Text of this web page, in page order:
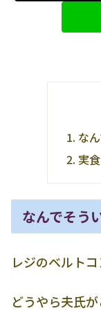
な
実
なんでそう
レジのベルト
どうやら夫氏